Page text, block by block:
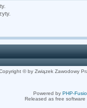
© by Związek Zawodowy
Powered by PHP-
Released as free